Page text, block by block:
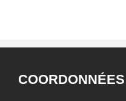
COORDONNÉES